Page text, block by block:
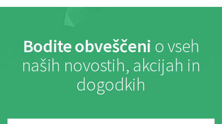
Bodite obveščeni o vseh
naših novostih, akcijah in
dogodkih